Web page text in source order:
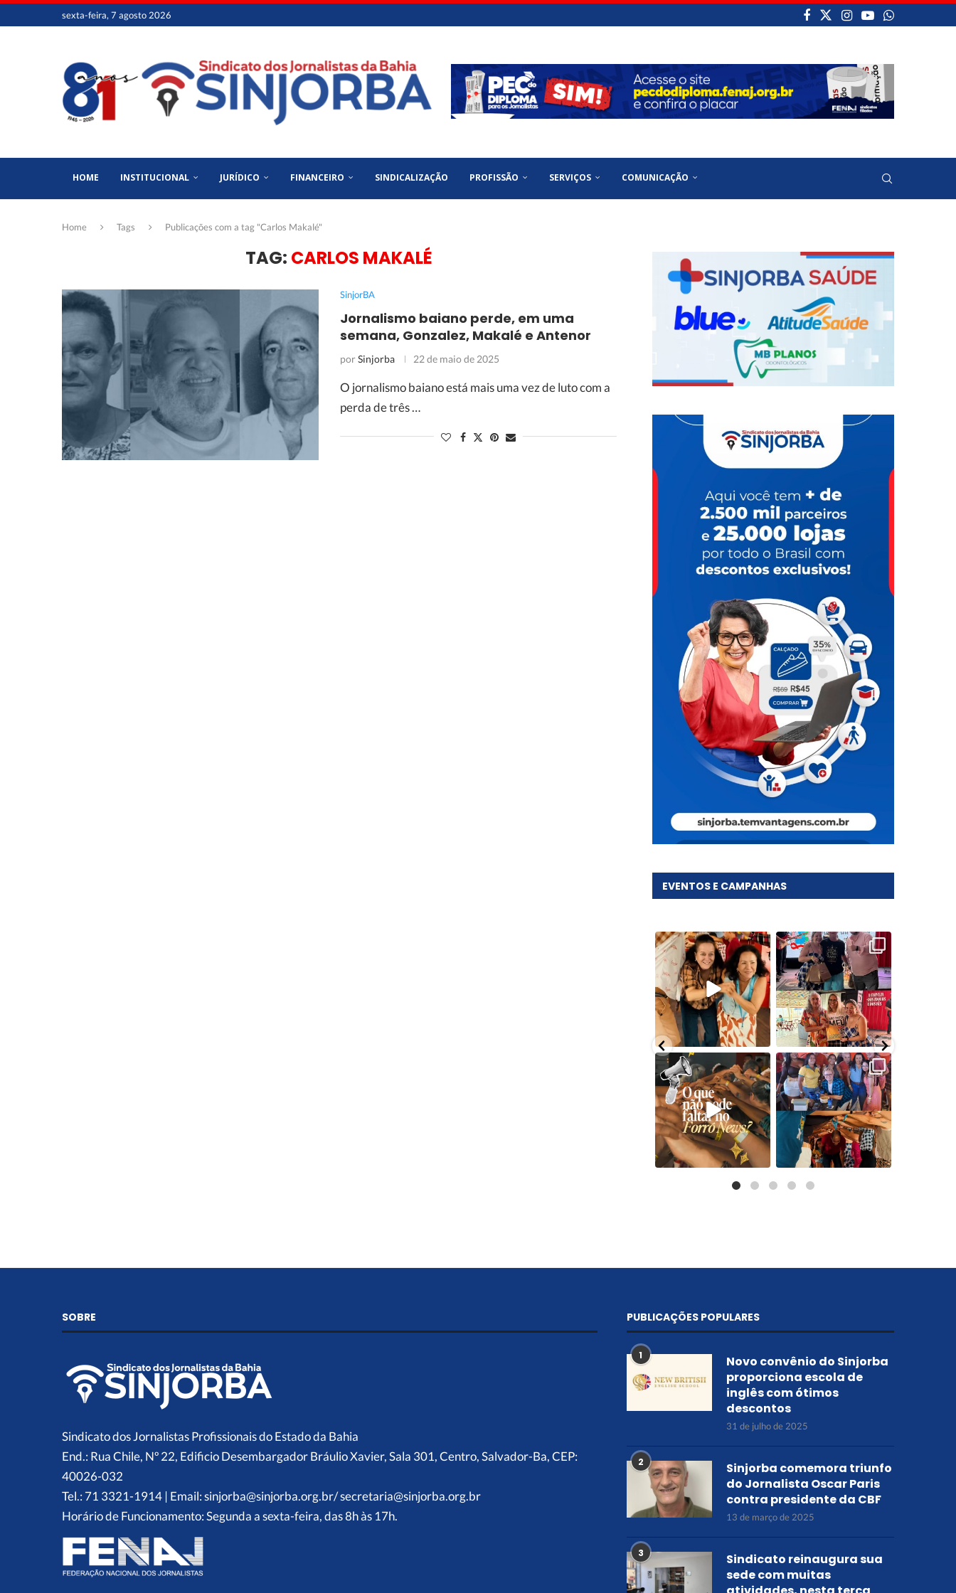
sexta-feira, 7 agosto 2026
HOME INSTITUCIONAL JURÍDICO FINANCEIRO SINDICALIZAÇÃO PROFISSÃO SERVIÇOS COMUNICAÇÃO
Home Tags Publicações com a tag "Carlos Makalé"
TAG: CARLOS MAKALÉ
SinjorBA
Jornalismo baiano perde, em uma
semana, Gonzalez, Makalé e Antenor
porSinjorba 22 de maio de 2025
O jornalismo baiano está mais uma vez de luto com a
perda de três …
EVENTOS E CAMPANHAS
SOBRE
Sindicato dos Jornalistas Profissionais do Estado da Bahia
End.: Rua Chile, Nº 22, Edificio Desembargador Bráulio Xavier, Sala 301, Centro, Salvador-Ba, CEP:
40026-032
Tel.: 71 3321-1914 | Email: sinjorba@sinjorba.org.br/ secretaria@sinjorba.org.br
Horário de Funcionamento: Segunda a sexta-feira, das 8h às 17h.
PUBLICAÇÕES POPULARES
1
Novo convênio do Sinjorba
proporciona escola de
inglês com ótimos
descontos
31 de julho de 2025
2
Sinjorba comemora triunfo
do Jornalista Oscar Paris
contra presidente da CBF
13 de março de 2025
3
Sindicato reinaugura sua
sede com muitas